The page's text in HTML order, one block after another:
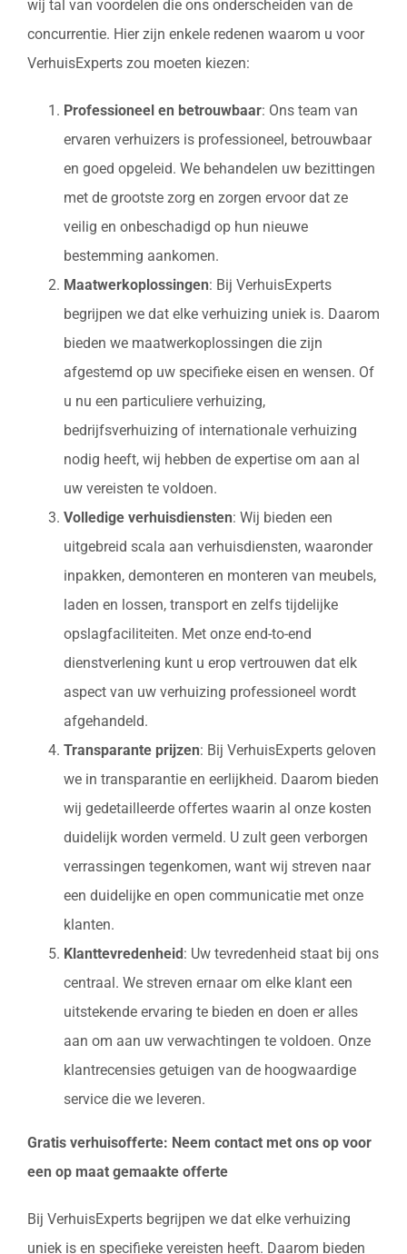
wij tal van voordelen die ons onderscheiden van de
concurrentie. Hier zijn enkele redenen waarom u voor
VerhuisExperts zou moeten kiezen:
Professioneel en betrouwbaar: Ons team van
ervaren verhuizers is professioneel, betrouwbaar
en goed opgeleid. We behandelen uw bezittingen
met de grootste zorg en zorgen ervoor dat ze
veilig en onbeschadigd op hun nieuwe
bestemming aankomen.
Maatwerkoplossingen: Bij VerhuisExperts
begrijpen we dat elke verhuizing uniek is. Daarom
bieden we maatwerkoplossingen die zijn
afgestemd op uw specifieke eisen en wensen. Of
u nu een particuliere verhuizing,
bedrijfsverhuizing of internationale verhuizing
nodig heeft, wij hebben de expertise om aan al
uw vereisten te voldoen.
Volledige verhuisdiensten: Wij bieden een
uitgebreid scala aan verhuisdiensten, waaronder
inpakken, demonteren en monteren van meubels,
laden en lossen, transport en zelfs tijdelijke
opslagfaciliteiten. Met onze end-to-end
dienstverlening kunt u erop vertrouwen dat elk
aspect van uw verhuizing professioneel wordt
afgehandeld.
Transparante prijzen: Bij VerhuisExperts geloven
we in transparantie en eerlijkheid. Daarom bieden
wij gedetailleerde offertes waarin al onze kosten
duidelijk worden vermeld. U zult geen verborgen
verrassingen tegenkomen, want wij streven naar
een duidelijke en open communicatie met onze
klanten.
Klanttevredenheid : Uw tevredenheid staat bij ons
centraal. We streven ernaar om elke klant een
uitstekende ervaring te bieden en doen er alles
aan om aan uw verwachtingen te voldoen. Onze
klantrecensies getuigen van de hoogwaardige
service die we leveren.
Gratis verhuisofferte: Neem contact met ons op voor
een op maat gemaakte offerte
Bij VerhuisExperts begrijpen we dat elke verhuizing
uniek is en specifieke vereisten heeft. Daarom bieden